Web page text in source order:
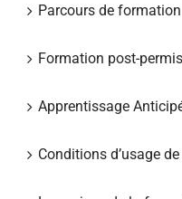
Parcours de formation
Formation post-permis
Apprentissage
Conditions d’usage